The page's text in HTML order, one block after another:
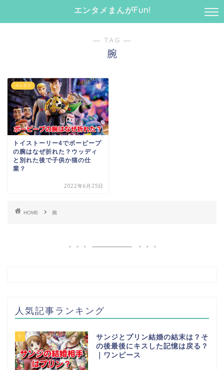
エンタメまんがFun!
― TAG ―
腕
エンタメ
トイストーリー4でボーピープ
の腕はなぜ折れた？ウッディ
と別れた後で子供か猫の仕
業？
2022年6月25日
HOME 腕
人気記事ランキング
1
サンジとプリン結婚の結末は？そ
の後最後にキスした記憶は戻る？
｜ワンピース